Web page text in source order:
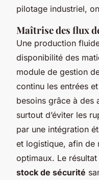
pilotage industriel,
Maîtrise des flux
Une production
disponibilité des
module de gestion
continu les entrées
besoins grâce à des
surtout d’éviter les
par une intégration
et logistique, afin de
optimaux. Le
stock de sécurité